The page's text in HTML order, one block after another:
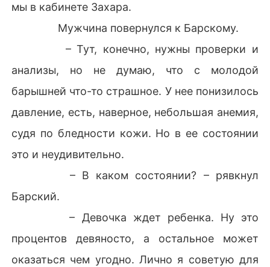
мы в кабинете Захара.
Мужчина повернулся к Барскому.
– Тут, конечно, нужны проверки и
анализы, но не думаю, что с молодой
барышней что-то страшное. У нее понизилось
давление, есть, наверное, небольшая анемия,
судя по бледности кожи. Но в ее состоянии
это и неудивительно.
– В каком состоянии? – рявкнул
Барский.
– Девочка ждет ребенка. Ну это
процентов девяносто, а остальное может
оказаться чем угодно. Лично я советую для